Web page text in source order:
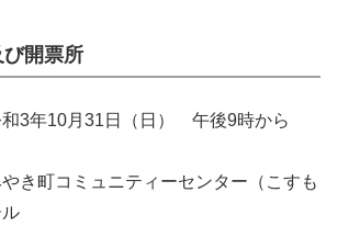
び開票所
年10月31日（日） 午後9時から
町コミュニティーセンター（こすも